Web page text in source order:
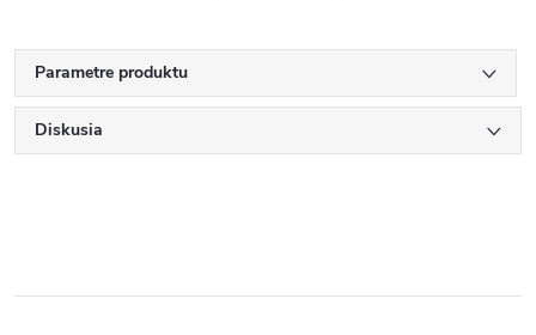
Parametre produktu
Diskusia